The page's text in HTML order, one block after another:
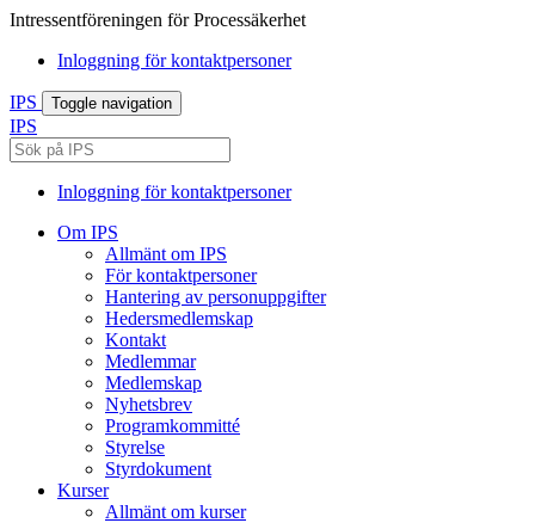
Intressentföreningen för Processäkerhet
Inloggning för kontaktpersoner
IPS Toggle navigation
IPS
Inloggning för kontaktpersoner
Om IPS
Allmänt om IPS
För kontaktpersoner
Hantering av personuppgifter
Hedersmedlemskap
Kontakt
Medlemmar
Medlemskap
Nyhetsbrev
Programkommitté
Styrelse
Styrdokument
Kurser
Allmänt om kurser